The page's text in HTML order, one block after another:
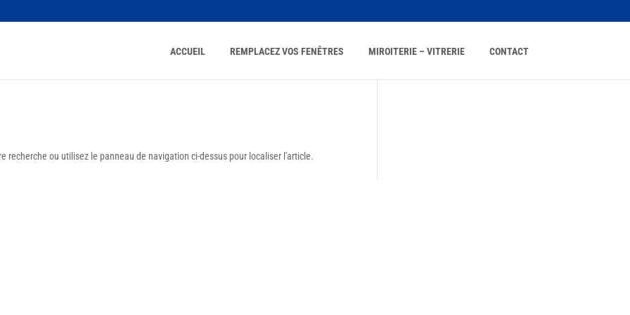
ACCUEIL REMPLACEZ VOS FENÊTRES MIROITERIE – VITRERIE CONTACT
recherche ou utilisez le panneau de navigation ci-dessus pour localiser l'article.